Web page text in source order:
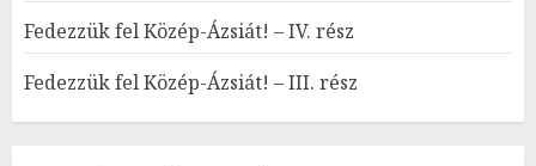
Fedezzük fel Közép-Ázsiát! – IV. rész
Fedezzük fel Közép-Ázsiát! – III. rész